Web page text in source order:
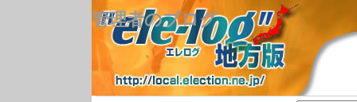
管理者のブログ